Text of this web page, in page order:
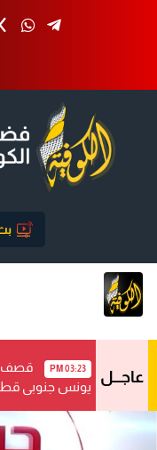
عاجـــل 03:23 PM
قصف
يونس جنوبي